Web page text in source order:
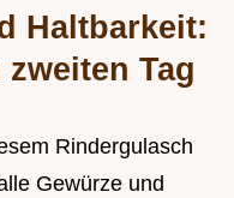
Haltbarkeit:
Tag
Rindergulasch
Gewürze und